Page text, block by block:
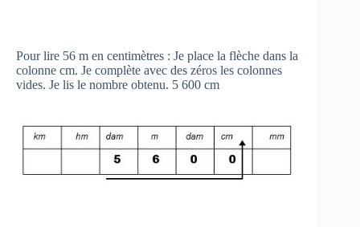
Pour lire 56 m en centimètres : Je place la flèche dans la
colonne cm. Je complète avec des zéros les colonnes
vides. Je lis le nombre obtenu. 5 600 cm